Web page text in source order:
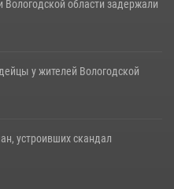
Вологодской области задержали
у жителей Вологодской
устроивших скандал